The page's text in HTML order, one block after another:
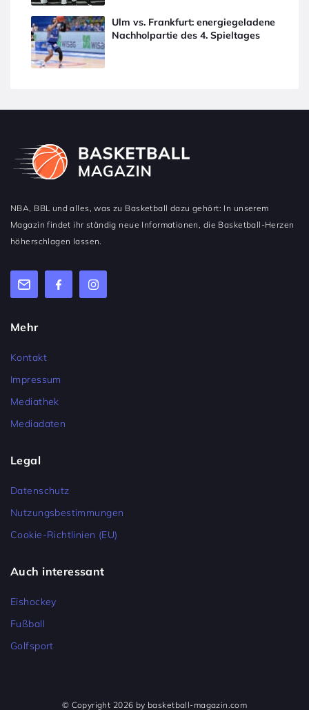
Ulm vs. Frankfurt: energiegeladene
Nachholpartie des 4. Spieltages
NBA, BBL und alles, was zu Basketball dazu gehört: In unserem
Magazin findet ihr ständig neue Informationen, die Basketball-Herzen
höherschlagen lassen.
Mehr
Kontakt
Impressum
Mediathek
Mediadaten
Legal
Datenschutz
Nutzungsbestimmungen
Cookie-Richtlinien (EU)
Auch interessant
Eishockey
Fußball
Golfsport
© Copyright 2026 by basketball-magazin.com